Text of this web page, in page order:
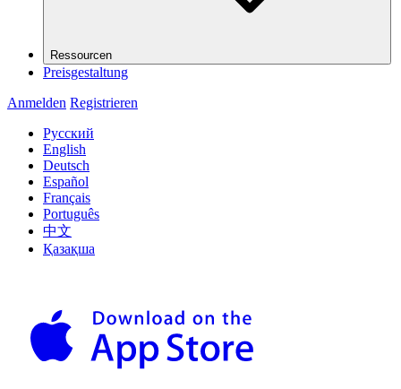
Ressourcen
Preisgestaltung
Anmelden Registrieren
Русский
English
Deutsch
Español
Français
Português
中文
Қазақша